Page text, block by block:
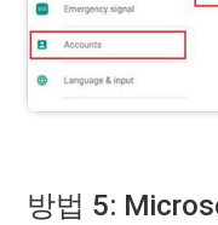
방법 5: